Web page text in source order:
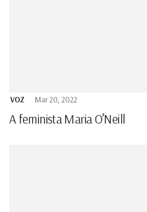
VOZ Mar 20, 2022
A feminista Maria O’Neill